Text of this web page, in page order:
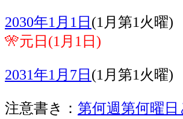
2030年1月1日 (1月第1火曜)
🎌元日(1月1日)
2031年1月7日 (1月第1火曜)
注意書き： 第何週第何曜日